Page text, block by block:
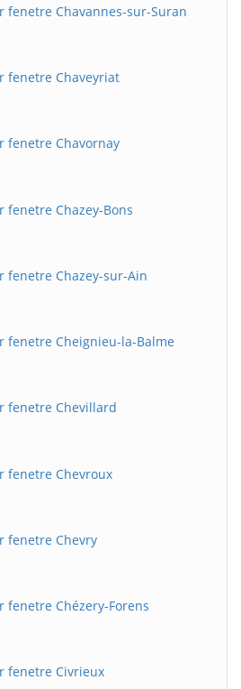
fenetre Chavannes-sur-Suran
fenetre Chaveyriat
fenetre Chavornay
fenetre Chazey-Bons
fenetre Chazey-sur-Ain
fenetre Cheignieu-la-Balme
fenetre Chevillard
fenetre Chevroux
fenetre Chevry
fenetre Chézery-Forens
fenetre Civrieux